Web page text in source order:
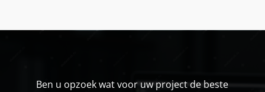
Ben u opzoek wat voor uw project de beste